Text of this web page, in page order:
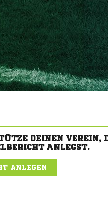
DEINEN
ANLEGST.
ANLEGEN